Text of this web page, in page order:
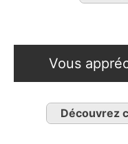
Vous
Découvrez